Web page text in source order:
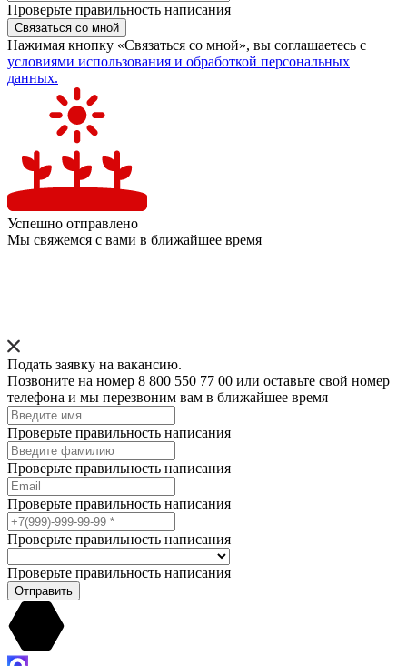
Проверьте правильность написания
Связаться со мной
Нажимая кнопку «Связаться со мной», вы соглашаетесь с
условиями использования и обработкой персональных
данных.
Успешно отправлено
Мы свяжемся с вами в ближайшее время
Подать заявку на вакансию.
Позвоните на номер 8 800 550 77 00 или оставьте свой номер
телефона и мы перезвоним вам в ближайшее время
Проверьте правильность написания
Проверьте правильность написания
Проверьте правильность написания
Проверьте правильность написания
Проверьте правильность написания
Отправить